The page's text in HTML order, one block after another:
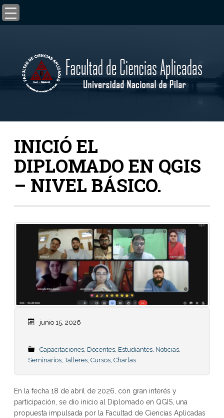
INICIÓ EL
DIPLOMADO EN QGIS
– NIVEL BÁSICO.
junio 15, 2026
Capacitaciones, Docentes, Estudiantes, Noticias,
Seminarios, Talleres, Cursos, Charlas
En la fecha 18 de abril de 2026, con gran interés y
participación, se dio inicio al Diplomado en QGIS, una
propuesta impulsada por la Facultad de Ciencias Aplicadas